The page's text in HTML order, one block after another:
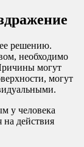
решению.
необходимо
могут
могут
у человека
на действия